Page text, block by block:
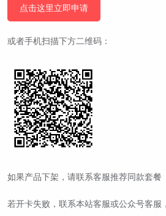
点击这里立即申请
或者手机扫描下方二维码：
如果产品下架，请联系客服推荐同款套餐
若开卡失败，联系本站客服或公众号客服